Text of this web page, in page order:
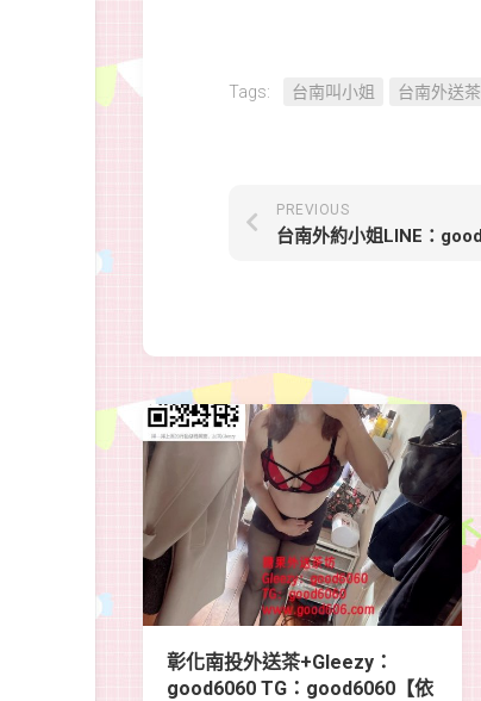
Tags: 台南叫小姐 台南外送茶
PREVIOUS
彰化南投外送茶+Gleezy：
good6060 TG：good6060【依